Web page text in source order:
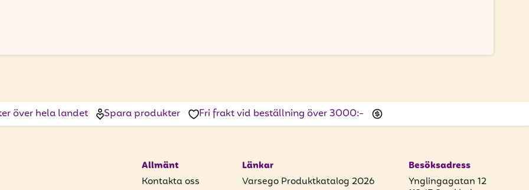
över hela landet Spara produkter Fri frakt vid beställning över 3000:-
Allmänt
Kontakta oss
Länkar
Varsego Produktkatalog 2026
Besöksadress
Ynglingagatan 12